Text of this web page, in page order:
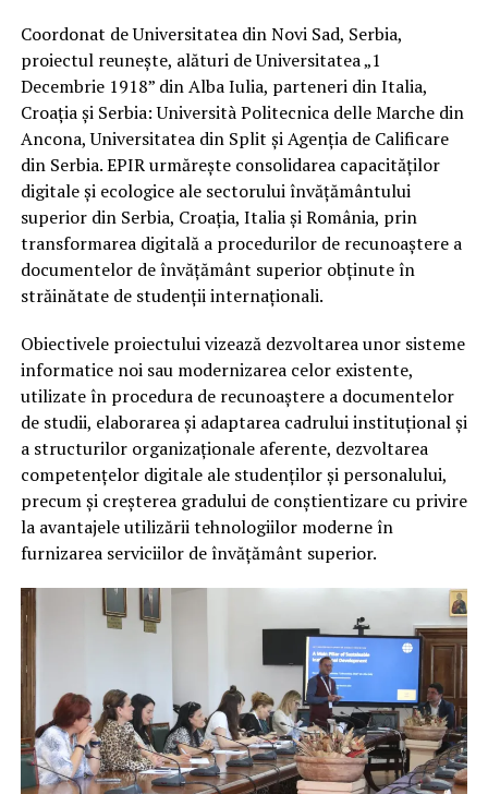
Coordonat de Universitatea din Novi Sad, Serbia,
proiectul reunește, alături de Universitatea „1
Decembrie 1918” din Alba Iulia, parteneri din Italia,
Croația și Serbia: Università Politecnica delle Marche din
Ancona, Universitatea din Split și Agenția de Calificare
din Serbia. EPIR urmărește consolidarea capacităților
digitale și ecologice ale sectorului învățământului
superior din Serbia, Croația, Italia și România, prin
transformarea digitală a procedurilor de recunoaștere a
documentelor de învățământ superior obținute în
străinătate de studenții internaționali.
Obiectivele proiectului vizează dezvoltarea unor sisteme
informatice noi sau modernizarea celor existente,
utilizate în procedura de recunoaștere a documentelor
de studii, elaborarea și adaptarea cadrului instituțional și
a structurilor organizaționale aferente, dezvoltarea
competențelor digitale ale studenților și personalului,
precum și creșterea gradului de conștientizare cu privire
la avantajele utilizării tehnologiilor moderne în
furnizarea serviciilor de învățământ superior.